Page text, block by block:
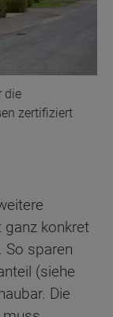
die
zertifiziert
konkret
So sparen
(siehe
Die